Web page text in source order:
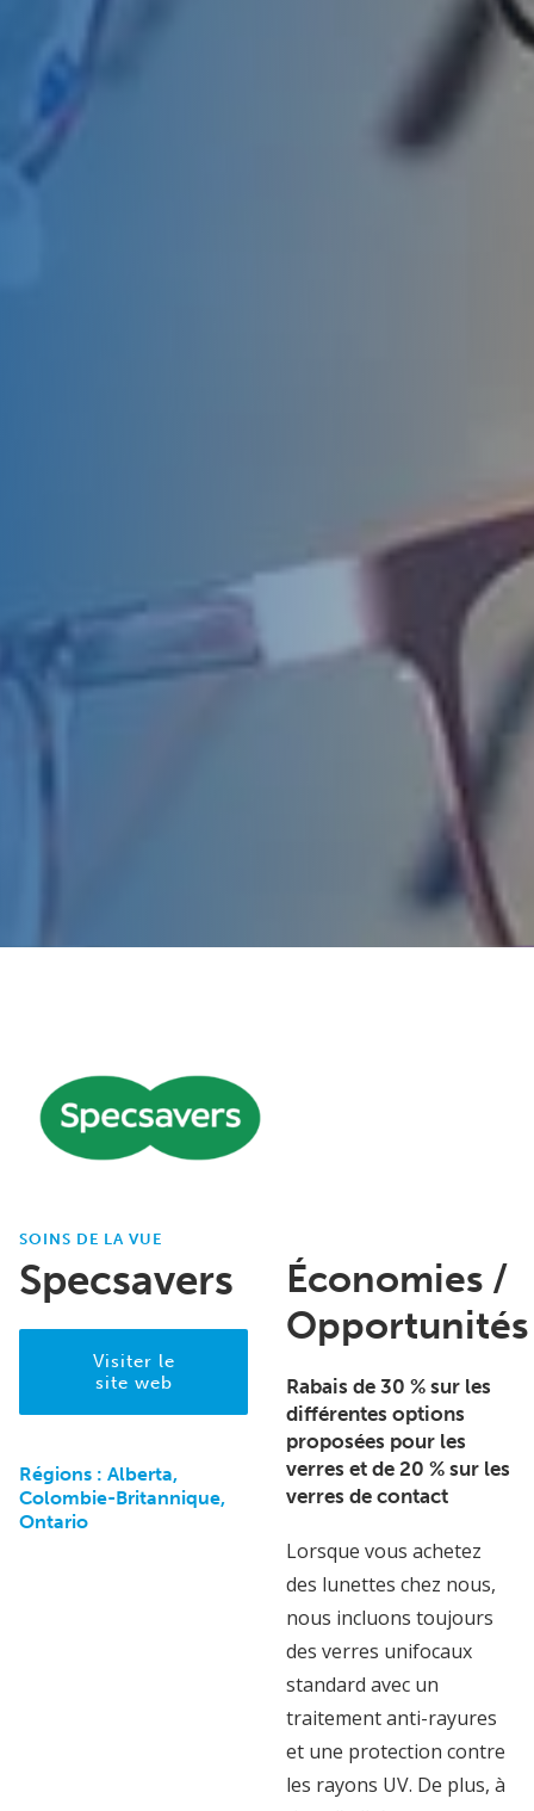
SOINS DE LA VUE
Specsavers
Visiter le
site web
Régions : Alberta,
Colombie-Britannique,
Ontario
Économies /
Opportunités
Rabais de 30 % sur les
différentes options
proposées pour les
verres et de 20 % sur les
verres de contact
Lorsque vous achetez
des lunettes chez nous,
nous incluons toujours
des verres unifocaux
standard avec un
traitement anti-rayures
et une protection contre
les rayons UV. De plus, à